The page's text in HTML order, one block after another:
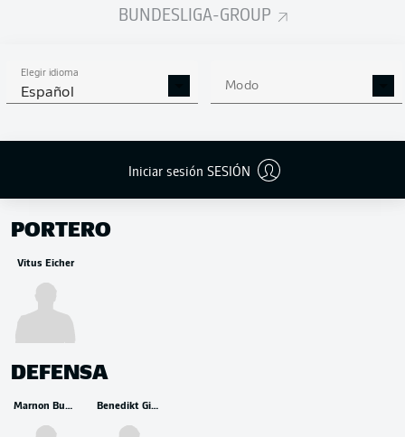
BUNDESLIGA-GROUP
Elegir idioma
Español Modo
Iniciar sesión SESIÓN
Kevin Müller
PORTERO
Vitus Eicher
DEFENSA
Marnon Busch Benedikt Gimber